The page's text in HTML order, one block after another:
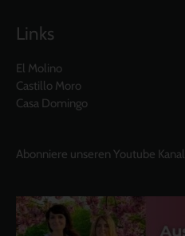
Links
El Molino
Castillo Moro
Casa Domingo
Abonniere unseren Youtube Kanal